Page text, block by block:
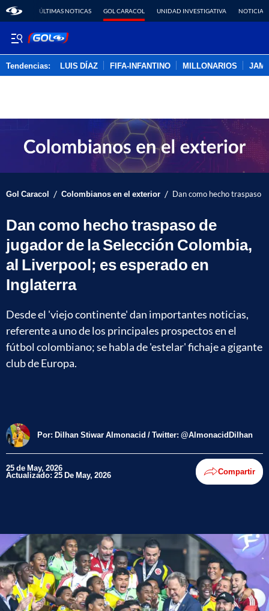
ÚLTIMAS NOTICAS GOL CARACOL UNIDAD INVESTIGATIVA NOTICIAS
Tendencias: LUIS DÍAZ FIFA-INFANTINO MILLONARIOS
Gol Caracol / Colombianos en el exterior / Dan como hecho traspaso
Dan como hecho traspaso de
jugador de la Selección Colombia,
al Liverpool; es esperado en
Inglaterra
Desde el 'viejo continente' dan importantes noticias,
referente a uno de los principales prospectos en el
fútbol colombiano; se habla de 'estelar' fichaje a gigante
club de Europa.
Por: Dilhan Stiwar Almonacid / Twitter: @AlmonacidDilhan
25 de May, 2026
Actualizado: 25 De May, 2026 Compartir